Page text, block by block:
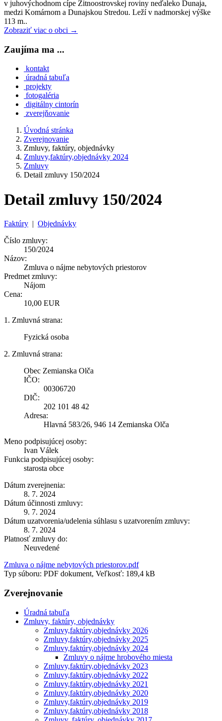
v juhovýchodnom cípe Žitnoostrovskej roviny neďaleko Dunaja,
medzi Komárnom a Dunajskou Stredou. Leží v nadmorskej výške
113 m..
Zobraziť viac o obci →
Zaujíma ma ...
kontakt
úradná tabuľa
projekty
fotogaléria
digitálny cintorín
zverejňovanie
Úvodná stránka
Zverejnovanie
Zmluvy, faktúry, objednávky
Zmluvy,faktúry,objednávky 2024
Zmluvy
Detail zmluvy 150/2024
Detail zmluvy 150/2024
Faktúry | Objednávky
Číslo zmluvy:
150/2024
Názov:
Zmluva o nájme nebytových priestorov
Predmet zmluvy:
Nájom
Cena:
10,00 EUR
1. Zmluvná strana:
Fyzická osoba
2. Zmluvná strana:
Obec Zemianska Olča
IČO:
00306720
DIČ:
202 101 48 42
Adresa:
Hlavná 583/26, 946 14 Zemianska Olča
Meno podpisujúcej osoby:
Ivan Válek
Funkcia podpisujúcej osoby:
starosta obce
Dátum zverejnenia:
8. 7. 2024
Dátum účinnosti zmluvy:
9. 7. 2024
Dátum uzatvorenia/udelenia súhlasu s uzatvorením zmluvy:
8. 7. 2024
Platnosť zmluvy do:
Neuvedené
Zmluva o nájme nebytových priestorov.pdf
Typ súboru: PDF dokument, Veľkosť: 189,4 kB
Zverejnovanie
Úradná tabuľa
Zmluvy, faktúry, objednávky
Zmluvy,faktúry,objednávky 2026
Zmluvy,faktúry,objednávky 2025
Zmluvy,faktúry,objednávky 2024
Zmluvy o nájme hrobového miesta
Zmluvy,faktúry,objednávky 2023
Zmluvy,faktúry,objednávky 2022
Zmluvy,faktúry,objednávky 2021
Zmluvy,faktúry,objednávky 2020
Zmluvy,faktúry,objednávky 2019
Zmluvy,faktúry,objednávky 2018